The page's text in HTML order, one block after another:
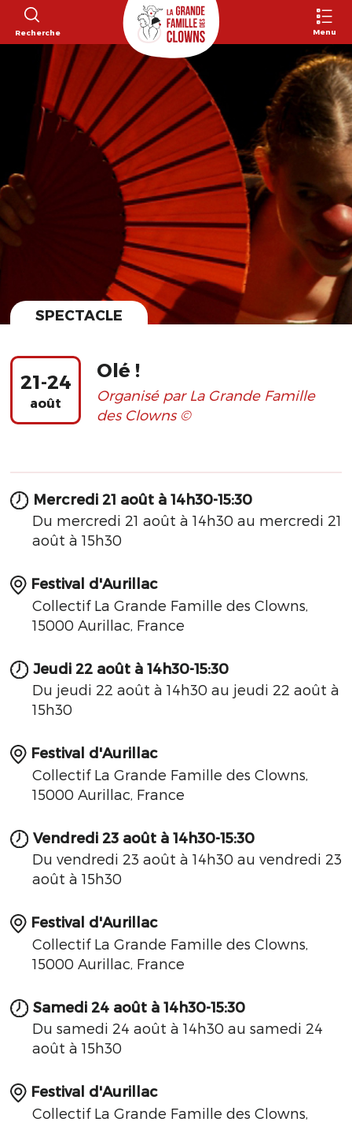
Recherche Menu
Olé !
SPECTACLE
Organisé par La Grande Famille
des Clowns ©
21-24
août
Mercredi 21 août à 14h30-15:30
Du mercredi 21 août à 14h30 au mercredi 21
août à 15h30
Festival d'Aurillac
Collectif La Grande Famille des Clowns,
15000 Aurillac, France
Jeudi 22 août à 14h30-15:30
Du jeudi 22 août à 14h30 au jeudi 22 août à
15h30
Festival d'Aurillac
Collectif La Grande Famille des Clowns,
15000 Aurillac, France
Vendredi 23 août à 14h30-15:30
Du vendredi 23 août à 14h30 au vendredi 23
août à 15h30
Festival d'Aurillac
Collectif La Grande Famille des Clowns,
15000 Aurillac, France
Samedi 24 août à 14h30-15:30
Du samedi 24 août à 14h30 au samedi 24
août à 15h30
Festival d'Aurillac
Collectif La Grande Famille des Clowns,